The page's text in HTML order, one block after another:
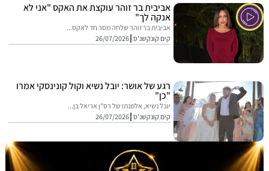
אביבית בר זוהר עוקצת את האקס "אני לא
אנקה לך"
אביבית בר זוהר שלחה מסר חד לאקס...
קים קונקשנ'ס 26/07/2026
רגע של אושר: יובל נשיא וקול קונינסקי אמרו
"כן"
יובל נשיא, אלמנתו של רס"ן אריאל בן...
קים קונקשנ'ס 26/07/2026